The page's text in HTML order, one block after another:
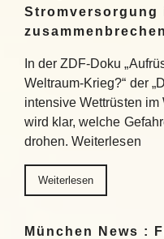
Stromversorgung
In der ZDF-Doku
Weltraum-Krieg?“ der
intensive Wettrüsten
wird klar, welche
drohen. Weiterlesen
Weiterlesen
München News :